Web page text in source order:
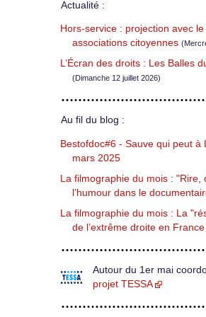
Actualité :
Hors-service : projection avec
associations citoyennes
L’Écran des droits : Les Balles
(Dimanche 12 juillet 2026)
Au fil du blog :
Bestofdoc#6 - Sauve qui peut à
mars 2025
La filmographie du mois : "Rire,
l’humour dans le
La filmographie du mois : La
de l’extrême droite en
Autour du 1er mai
projet TESSA